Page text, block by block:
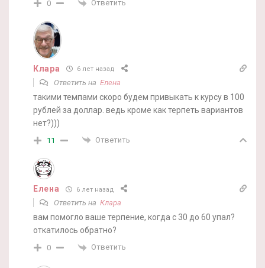
0 Ответить
Клара 6 лет назад
Ответить на Елена
такими темпами скоро будем привыкать к курсу в 100
рублей за доллар. ведь кроме как терпеть вариантов
нет?)))
11 Ответить
Елена 6 лет назад
Ответить на Клара
вам помогло ваше терпение, когда с 30 до 60 упал?
откатилось обратно?
0 Ответить